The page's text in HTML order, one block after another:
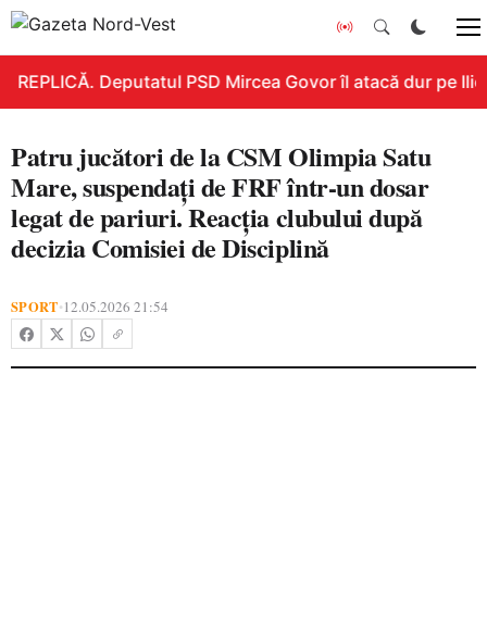
REPLICĂ. Deputatul PSD Mircea Govor îl atacă dur pe
Patru jucători de la CSM Olimpia Satu
Mare, suspendați de FRF într-un dosar
legat de pariuri. Reacția clubului după
decizia Comisiei de Disciplină
SPORT•12.05.2026 21:54